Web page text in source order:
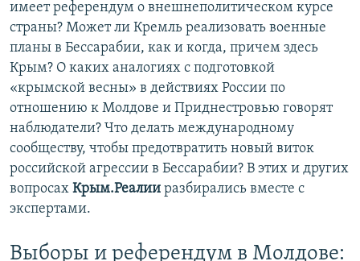
имеет референдум о внешнеполитическом курсе
страны? Может ли Кремль реализовать военные
планы в Бессарабии, как и когда, причем здесь
Крым? О каких аналогиях с подготовкой
«крымской весны» в действиях России по
отношению к Молдове и Приднестровью говорят
наблюдатели? Что делать международному
сообществу, чтобы предотвратить новый виток
российской агрессии в Бессарабии? В этих и других
вопросах Крым.Реалии разбирались вместе с
экспертами.
Выборы и референдум в Молдове: